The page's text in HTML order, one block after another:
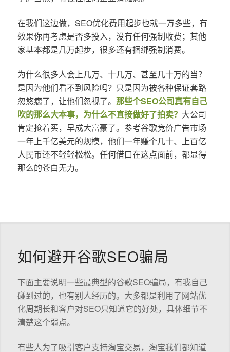
在我们这边做，SEO优化费用起步也就一万多些，有
效果你再考虑是否多投入，没有任何强制收费；其他
家基本都是几万起步，很多还有捆绑强制消费。
为什么很多人会上几万、十几万、甚至几十万的当？
是因为他们看不到风险吗？只是因为被各种保证套路
忽悠瘸了，让他们忽视了。 那些个SEO公司真有自己
吹的那么大本事，为什么不直接做好了拍卖？ 大公司
肯定抢着买，早成大富豪了。参考谷歌竞价广告市场
一年上千亿美元的规模，他们一年赚个几十、上百亿
人民币还不轻轻松松。任何借口在这点面前，都显得
那么的苍白无力。
如何避开谷歌SEO骗局
下面主要说明一些最典型的谷歌SEO骗局，有我自己
碰到过的，也有别人经历的。大多都是利用了网站优
化周期长和客户对SEO只知道它的好处，具体细节不
清楚这个弱点。
有些人为了吸引客户支持淘宝交易，淘宝我们都知道